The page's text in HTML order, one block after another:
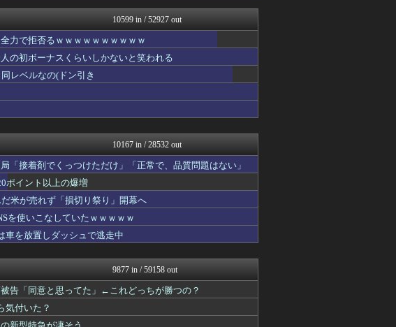
きそばだろ...
海外さんいらっしゃい 海外...
先から興信...
浮気ちゃんねる
ってた」←...
NEWSまとめもりー｜2c...
フィルダースチョイス
出身』
広島東洋カープまとめブログ...
海外の万国反応記＠海外の反...
なんじぇいスタジアム＠なん...
ｗｗ
ラビット速報
ト情報ま... ミニゴブ速報 ～グラブルま...
10599 in / 52927 out
力で拒否るｗｗｗｗｗｗｗｗｗｗ
の初ボーナスくらいしかないと笑われる
レベルなの(ドン引き
10167 in / 28532 out
接着剤でくっつけただけ」「正常で、品質問題はない」
ポイント以上の爆増
米が売れず「損切り祭り」開幕へ
を使いこなしていたｗｗｗｗｗ
車を放置しダッシュで逃走中
9877 in / 59158 out
告「同意と思ってた」←これどっちが勝つの？
気付いた？